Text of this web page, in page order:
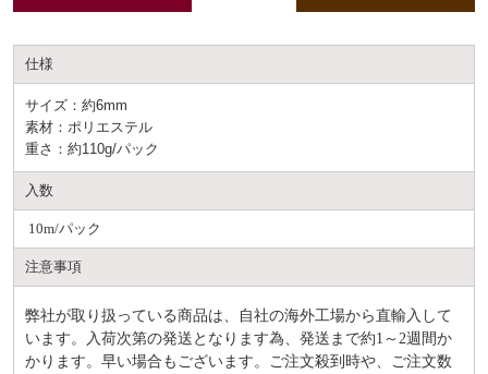
仕様
サイズ：約6mm
素材：ポリエステル
重さ：約110g/パック
入数
10m/パック
注意事項
弊社が取り扱っている商品は、自社の海外工場から直輸入して
います。入荷次第の発送となります為、発送まで約1～2週間か
かります。早い場合もございます。ご注文殺到時や、ご注文数